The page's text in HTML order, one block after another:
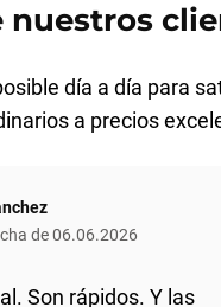
nuestros
día a día para
a precios
de 06.06.2026
Son rápidos. Y las